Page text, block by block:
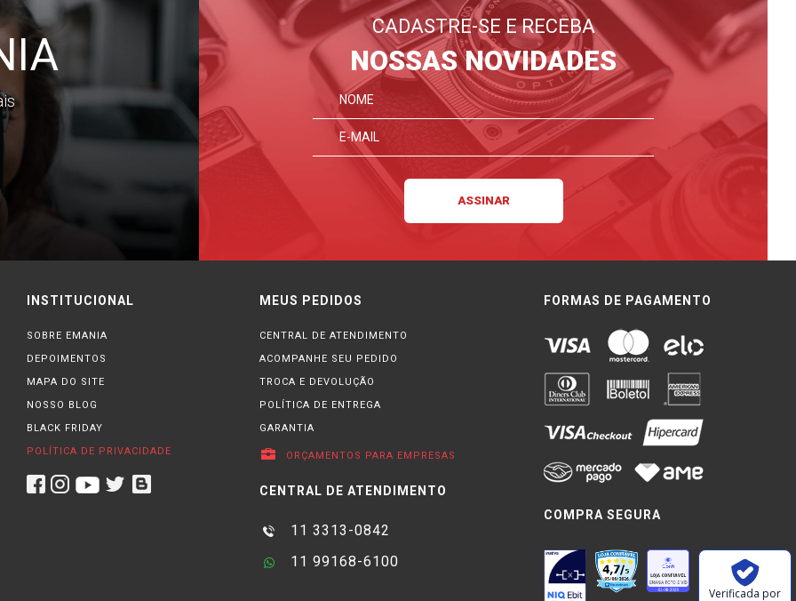
CADASTRE-SE E RECEBA
NOSSAS NOVIDADES
INSTITUCIONAL
SOBRE EMANIA
DEPOIMENTOS
MAPA DO SITE
NOSSO BLOG
BLACK FRIDAY
POLÍTICA DE PRIVACIDADE
MEUS PEDIDOS
CENTRAL DE ATENDIMENTO
ACOMPANHE SEU PEDIDO
TROCA E DEVOLUÇÃO
POLÍTICA DE ENTREGA
GARANTIA
ORÇAMENTOS PARA EMPRESAS
CENTRAL DE ATENDIMENTO
11 3313-0842
11 99168-6100
FORMAS DE PAGAMENTO
COMPRA SEGURA
Verificada por